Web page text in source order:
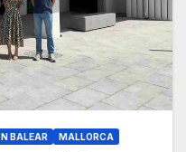
BALEAR MALLORCA